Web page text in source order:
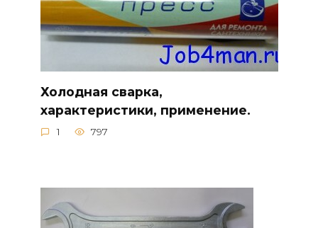
Холодная сварка,
характеристики, применение.
1 797